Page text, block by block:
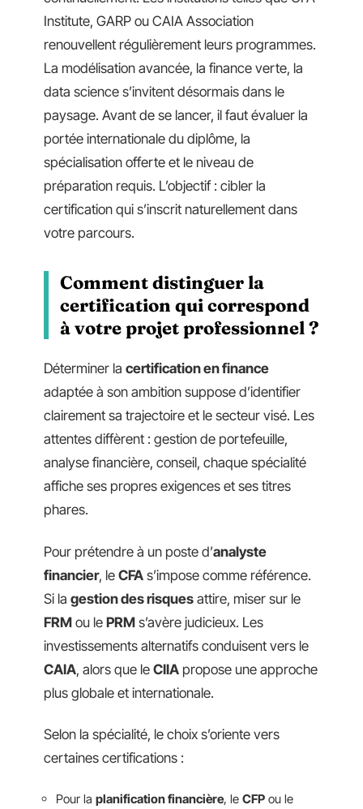
Institute, GARP ou CAIA Association
renouvellent régulièrement leurs programmes.
La modélisation avancée, la finance verte, la
data science s’invitent désormais dans le
paysage. Avant de se lancer, il faut évaluer la
portée internationale du diplôme, la
spécialisation offerte et le niveau de
préparation requis. L’objectif : cibler la
certification qui s’inscrit naturellement dans
votre parcours.
Comment distinguer la
certification qui correspond
à votre projet professionnel ?
Déterminer la certification en finance
adaptée à son ambition suppose d’identifier
clairement sa trajectoire et le secteur visé. Les
attentes diffèrent : gestion de portefeuille,
analyse financière, conseil, chaque spécialité
affiche ses propres exigences et ses titres
phares.
Pour prétendre à un poste d’analyste
financier, le CFA s’impose comme référence.
Si la gestion des risques attire, miser sur le
FRM ou le PRM s’avère judicieux. Les
investissements alternatifs conduisent vers le
CAIA, alors que le CIIA propose une approche
plus globale et internationale.
Selon la spécialité, le choix s’oriente vers
certaines certifications :
Pour la planification financière, le CFP ou le